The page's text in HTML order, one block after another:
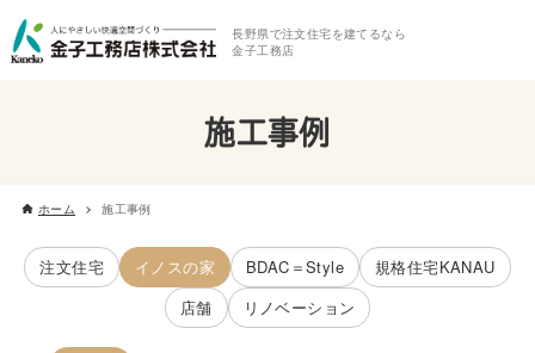
長野県で注文住宅を建てるなら
金子工務店
施工事例
ホーム 施工事例
注文住宅 イノスの家 BDAC＝Style
規格住宅KANAU
店舗
リノベーション